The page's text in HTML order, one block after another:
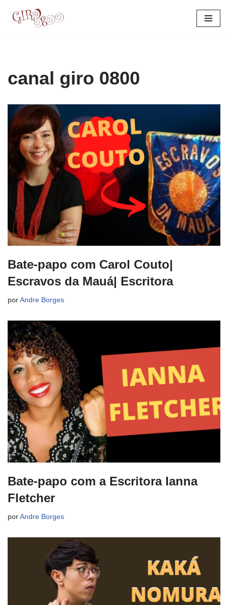
canal giro 0800
Bate-papo com Carol Couto|
Escravos da Mauá| Escritora
por Andre Borges
Bate-papo com a Escritora Ianna
Fletcher
por Andre Borges